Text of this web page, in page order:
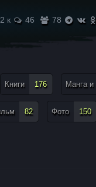
2 к 46 78
Книги 176 Манга
82 Фото 150